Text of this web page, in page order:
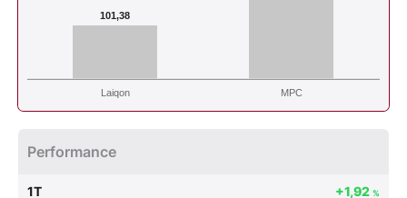
101,38
Laiqon MPC
Performance
1T +1,92 %